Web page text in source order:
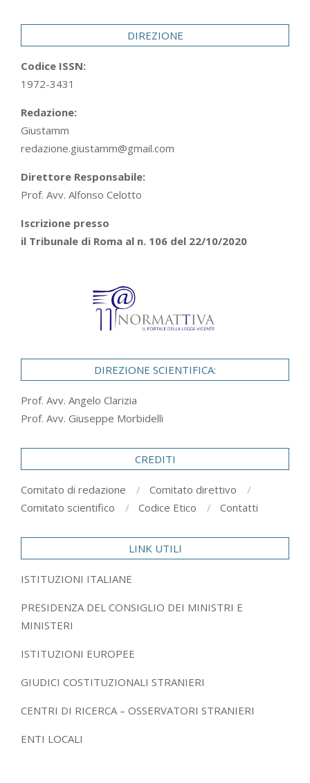
DIREZIONE
Codice ISSN:
1972-3431
Redazione:
Giustamm
redazione.giustamm@gmail.com
Direttore Responsabile:
Prof. Avv. Alfonso Celotto
Iscrizione presso
il Tribunale di Roma al n. 106 del 22/10/2020
DIREZIONE SCIENTIFICA:
Prof. Avv. Angelo Clarizia
Prof. Avv. Giuseppe Morbidelli
CREDITI
Comitato di redazione
Comitato direttivo
Comitato scientifico
Codice Etico Contatti
LINK UTILI
ISTITUZIONI ITALIANE
PRESIDENZA DEL CONSIGLIO DEI MINISTRI E
MINISTERI
ISTITUZIONI EUROPEE
GIUDICI COSTITUZIONALI STRANIERI
CENTRI DI RICERCA – OSSERVATORI STRANIERI
ENTI LOCALI